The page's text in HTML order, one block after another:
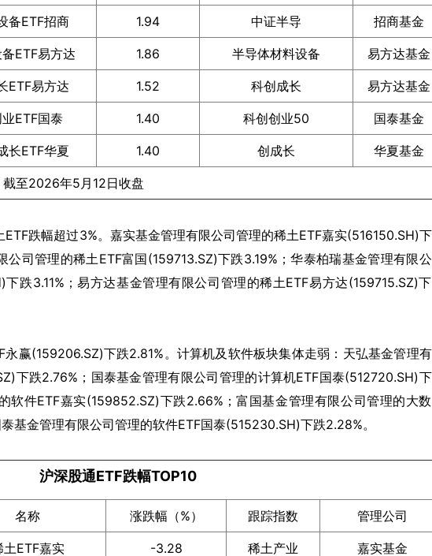
备ETF招商 1.94 中证半导 招商基金
ETF易方达 1.86 半导体材料设备 易方达基金
ETF易方达 1.52 科创成长 易方达基金
ETF国泰 1.40 科创创业50 国泰基金
长ETF华夏 1.40 创成长 华夏基金
截至2026年5月12日收盘
跌幅超过3%。嘉实基金管理有限公司管理的稀土ETF嘉实(516150.SH)
司管理的稀土ETF富国(159713.SZ)下跌3.19%；华泰柏瑞基金管理有限
跌3.11%；易方达基金管理有限公司管理的稀土ETF易方达(159715.SZ)
赢(159206.SZ)下跌2.81%。计算机及软件板块集体走弱：天弘基金管理
下跌2.76%；国泰基金管理有限公司管理的计算机ETF国泰(512720.SH)
软件ETF嘉实(159852.SZ)下跌2.66%；富国基金管理有限公司管理的大
基金管理有限公司管理的软件ETF国泰(515230.SH)下跌2.28%。
沪深股通ETF跌幅TOP10
名称 涨跌幅（%） 跟踪指数 管理公司
土ETF嘉实 -3.28 稀土产业 嘉实基金